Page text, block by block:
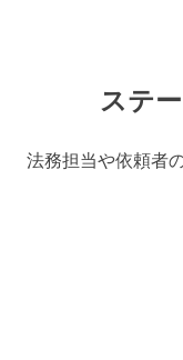
ステ
法務担当や依頼者